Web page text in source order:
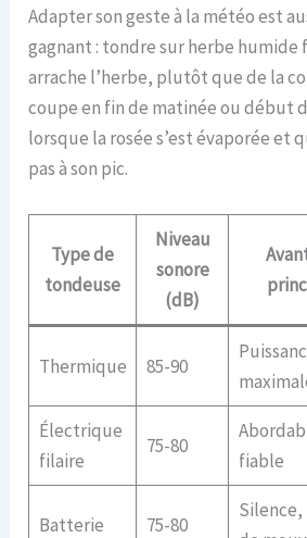
Adapter son geste à la météo est
gagnant : tondre sur herbe humide
arrache l’herbe, plutôt que de la
coupe en fin de matinée ou début
lorsque la rosée s’est évaporée et
pas à son pic.
Type de
tondeuse
Niveau
sonore
(dB)
Thermique 85-90
Électrique
filaire
75-80
fiable
Batterie 75-80